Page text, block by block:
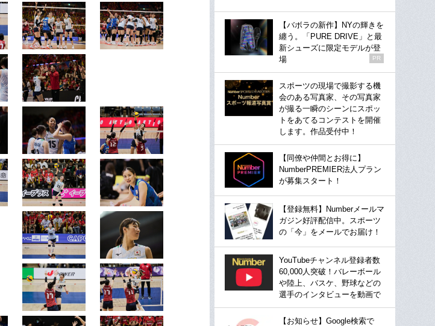
【バボラの新作】NYの輝きを
纏う。「PURE DRIVE」と最
新シューズに限定モデルが登
場
PR
スポーツの現場で撮影する機
会のある写真家、その写真家
が撮る一瞬のシーンにスポッ
トをあてるコンテストを開催
します。作品受付中！
【同僚や仲間とお得に】
NumberPREMIER法人プラン
が募集スタート！
【登録無料】Numberメールマ
ガジン好評配信中。スポーツ
の「今」をメールでお届け！
YouTubeチャンネル登録者数
60,000人突破！バレーボール
や陸上、バスケ、野球などの
選手のインタビューを動画で
【お知らせ】Google検索で